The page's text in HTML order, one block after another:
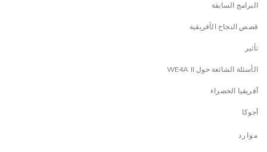
البرامج السابقة
قصص النجاح الأفريقية
تأثير
الأسئلة الشائعة حول WE4A II
أفريقيا الخضراء
أجوكا
موارد